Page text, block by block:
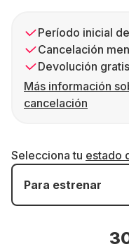
Período inicial
Cancelación
Devolución
Más información
cancelación
Selecciona tu estado
Para estrenar